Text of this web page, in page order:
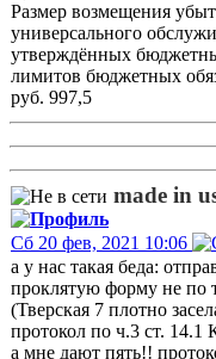
Размер возмещения
универсального
утверждённых
лимитов бюджетных
руб. 997,5
made in
Сб 20 фев, 2021 10:06
а у нас такая беда:
проклятую форму не по
(Тверская 7 плотно
протокол по ч.3 ст.
а мне дают пять!!